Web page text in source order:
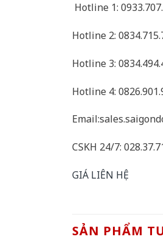
Hotline 1:
Hotline 2:
Hotline 3:
Hotline 4:
CSKH 24/7:
GIÁ LIÊN HỆ
SẢN PHẨM